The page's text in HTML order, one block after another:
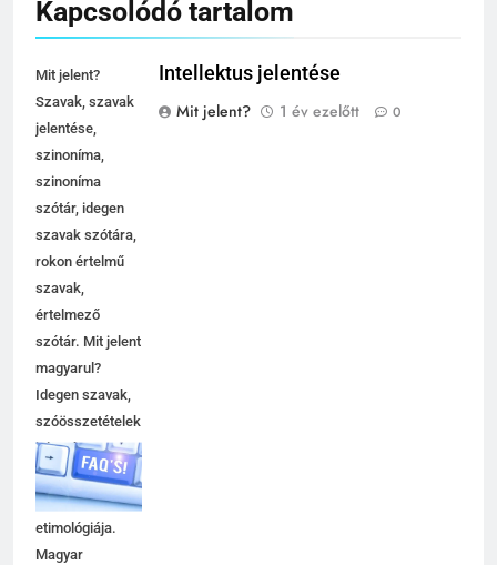
Kapcsolódó tartalom
Mit jelent?
Szavak, szavak
jelentése,
szinoníma,
szinoníma
szótár, idegen
szavak szótára,
rokon értelmű
szavak,
értelmező
szótár. Mit jelent
magyarul?
Idegen szavak,
szóösszetételek
jelentése,
magyarázata,
használata,
etimológiája.
Magyar
Intellektus jelentése
Mit jelent?
1 év ezelőtt 0